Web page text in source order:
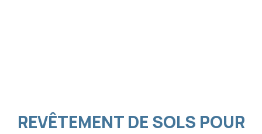
REVÊTEMENT DE SOLS POUR